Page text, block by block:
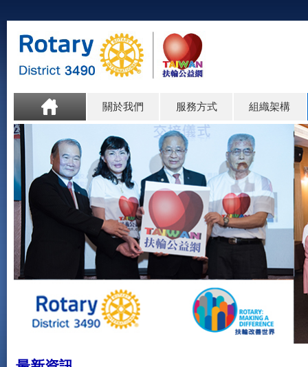
關於我們 服務方式 組織架構